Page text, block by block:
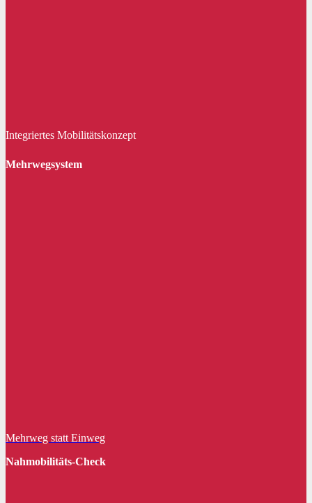
Integriertes Mobilitätskonzept
Mehrwegsystem
Mehrweg statt Einweg
Nahmobilitäts-Check